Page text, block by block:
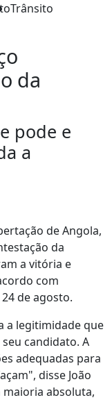
Trânsito
da
pode e
a
de Angola,
da
a vitória e
com
de agosto.
a legitimidade que
candidato. A
adequadas para
disse João
absoluta,